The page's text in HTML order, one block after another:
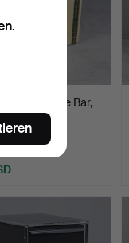
TURA. Portale Bar,
Holz, Zie…
29. Nov 2025